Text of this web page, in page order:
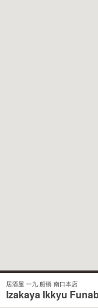
居酒屋 一九 船橋 南口本店
Izakaya Ikkyu